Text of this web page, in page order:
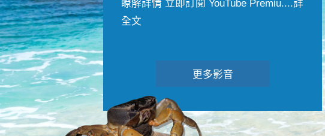
瞭解詳情 立即訂閱 YouTube Premiu....詳
全文
更多影音